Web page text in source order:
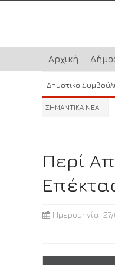
Αρχική
Δημοτικό
ΣΗΜΑΝΤΙΚΑ ΝΕΑ
...
Περί
Ημερομηνία: